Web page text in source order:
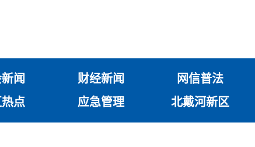
闻 财经新闻 网信普法
点 应急管理 北戴河新区